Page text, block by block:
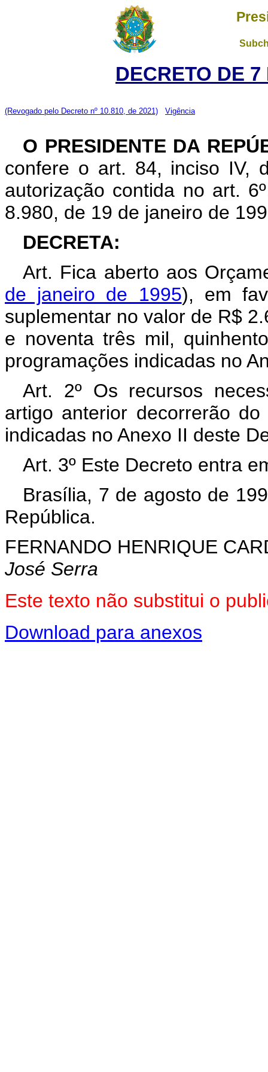
DECRETO DE
(Revogado pelo Decreto nº 10.810, de 2021) Vigência
O PRESIDENTE DA
confere o art. 84, inciso IV,
autorização contida no art.
8.980, de 19 de janeiro de
DECRETA:
Art. Fica aberto aos
de janeiro de 1995), em
suplementar no valor de R$
e noventa três mil,
programações indicadas no
Art. 2º Os recursos
artigo anterior decorrerão
indicadas no Anexo II deste
Art. 3º Este Decreto entra
Brasília, 7 de agosto de
República.
FERNANDO HENRIQUE
José Serra
Este texto não substitui o
Download para anexos